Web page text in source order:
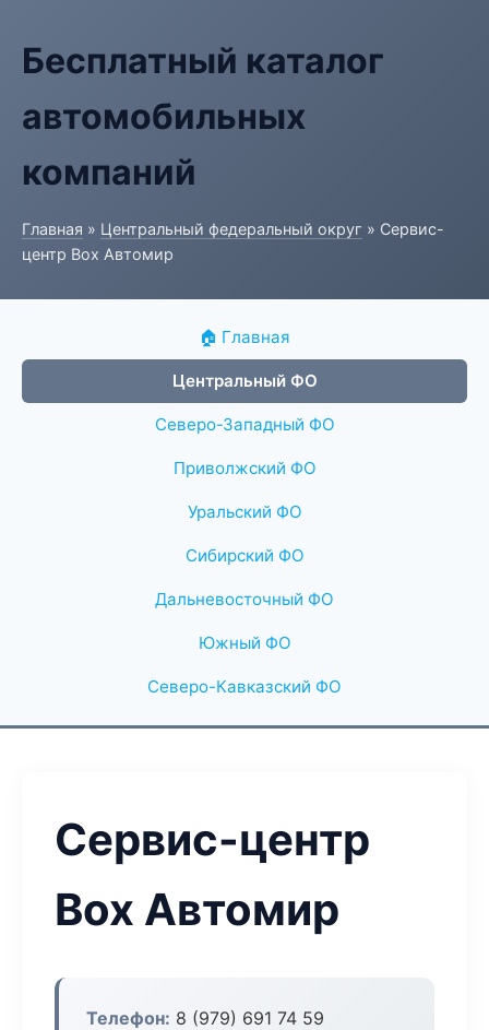
Бесплатный каталог
автомобильных
компаний
Главная » Центральный федеральный округ » Сервис-
центр Box Автомир
🏠 Главная
Центральный ФО
Северо-Западный ФО
Приволжский ФО
Уральский ФО
Сибирский ФО
Дальневосточный ФО
Южный ФО
Северо-Кавказский ФО
Сервис-центр
Box Автомир
Телефон: 8 (979) 691 74 59